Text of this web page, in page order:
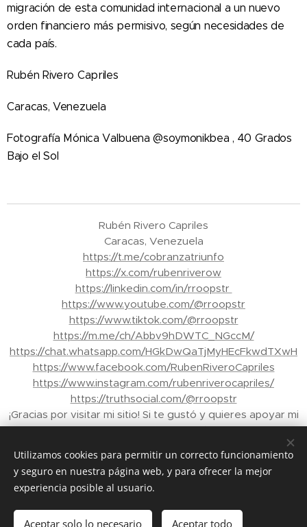
migración de esta comunidad internacional a un nuevo
orden financiero más permisivo, según necesidades de
cada país.
Rubén Rivero Capriles
Caracas, Venezuela
Fotografía Mónica Valbuena @soymonikbea , 40 Grados
Bajo el Sol
Rubén Rivero Capriles
Caracas, Venezuela
https://t.me/cobranzatriunfo
https://x.com/rubenriverow
https://linkedin.com/in/rroopstr
https://www.youtube.com/@rroopstr
https://www.tiktok.com/@rroopstr
https://m.me/ch/Abbv9hDWTC_NGccM/
https://chat.whatsapp.com/HGkDwQaTjMyHEcFkwdTXwH
https://www.facebook.com/RubenRiveroCapriles
https://www.instagram.com/rubenriverocapriles/
https://truthsocial.com/@rroopstr
¡Gracias por visitar mi sitio! Si te gustó y quieres apoyar mi
trabajo, puedes enviar propinas a través de Binance a mi
correo electrónico: rroopstr@yahoo.com.ve - Tu apoyo
me ayuda a crear más contenido para ti. ¡Gracias de
nuevo!"
© 2026 Rubén Rivero Capriles. Todos los derechos
reservados.
Utilizamos cookies para permitir un correcto funcionamiento
y seguro en nuestra página web, y para ofrecer la mejor
experiencia posible al usuario.
Aceptar solo lo necesario Aceptar todo